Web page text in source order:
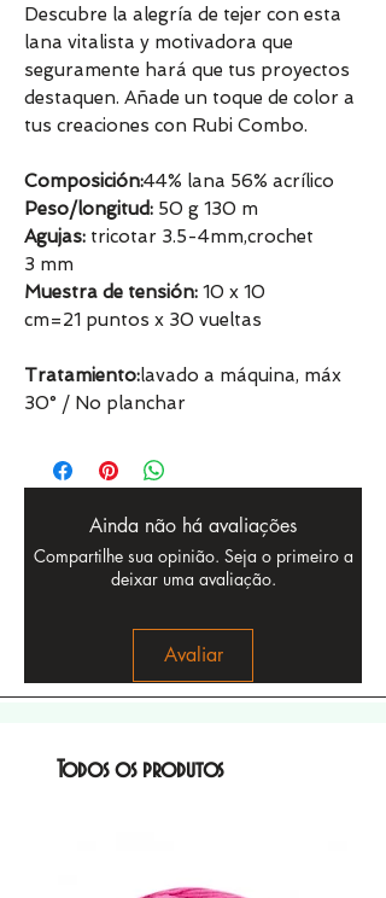
Descubre la alegría de tejer con esta
lana vitalista y motivadora que
seguramente hará que tus proyectos
destaquen. Añade un toque de color a
tus creaciones con Rubi Combo.
Composición:44% lana 56% acrílico
Peso/longitud: 50 g 130 m
Agujas: tricotar 3.5-4mm,crochet
3 mm
Muestra de tensión: 10 x 10
cm=21 puntos x 30 vueltas
Tratamiento:lavado a máquina, máx
30° / No planchar
Ainda não há avaliações
Compartilhe sua opinião. Seja o primeiro a
deixar uma avaliação.
Avaliar
Todos os produtos